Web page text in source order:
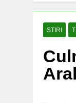
STIRI